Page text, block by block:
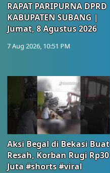
RAPAT PARIPURNA DPRD
KABUPATEN SUBANG |
Jumat, 8 Agustus 2026
7 Aug 2026, 10:51 PM
Aksi Begal di Bekasi Buat
Resah, Korban Rugi Rp30
Juta #shorts #viral